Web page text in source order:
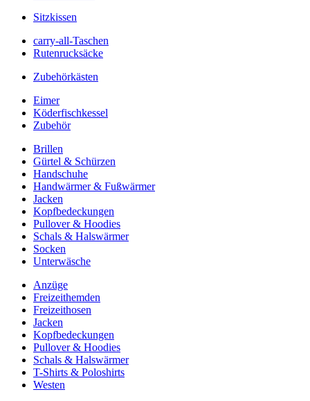
Sitzkissen
carry-all-Taschen
Rutenrucksäcke
Zubehörkästen
Eimer
Köderfischkessel
Zubehör
Brillen
Gürtel & Schürzen
Handschuhe
Handwärmer & Fußwärmer
Jacken
Kopfbedeckungen
Pullover & Hoodies
Schals & Halswärmer
Socken
Unterwäsche
Anzüge
Freizeithemden
Freizeithosen
Jacken
Kopfbedeckungen
Pullover & Hoodies
Schals & Halswärmer
T-Shirts & Poloshirts
Westen